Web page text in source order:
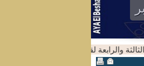
والرابعة لقسم اللغة الانجليزية للعام الجامعى